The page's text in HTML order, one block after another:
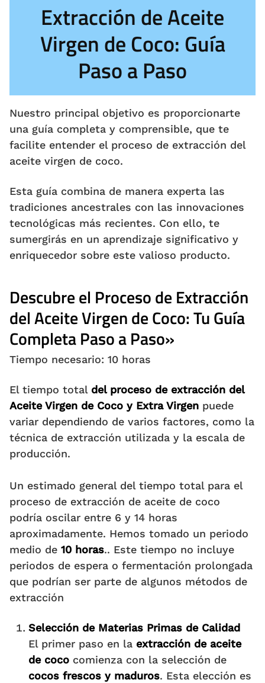
Extracción de Aceite
Virgen de Coco: Guía
Paso a Paso
Nuestro principal objetivo es proporcionarte
una guía completa y comprensible, que te
facilite entender el proceso de extracción del
aceite virgen de coco.
Esta guía combina de manera experta las
tradiciones ancestrales con las innovaciones
tecnológicas más recientes. Con ello, te
sumergirás en un aprendizaje significativo y
enriquecedor sobre este valioso producto.
Descubre el Proceso de Extracción
del Aceite Virgen de Coco: Tu Guía
Completa Paso a Paso»
Tiempo necesario: 10 horas
El tiempo total del proceso de extracción del
Aceite Virgen de Coco y Extra Virgen puede
variar dependiendo de varios factores, como la
técnica de extracción utilizada y la escala de
producción.
Un estimado general del tiempo total para el
proceso de extracción de aceite de coco
podría oscilar entre 6 y 14 horas
aproximadamente. Hemos tomado un periodo
medio de 10 horas.. Este tiempo no incluye
periodos de espera o fermentación prolongada
que podrían ser parte de algunos métodos de
extracción
Selección de Materias Primas de Calidad
El primer paso en la extracción de aceite
de coco comienza con la selección de
cocos frescos y maduros. Esta elección es